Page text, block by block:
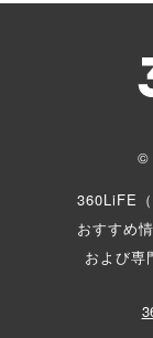
©
360LiFE
おすすめ
および専